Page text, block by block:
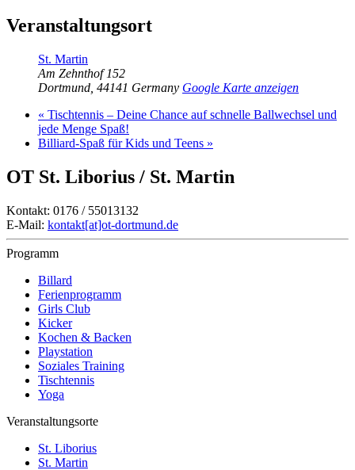
Veranstaltungsort
St. Martin
Am Zehnthof 152
Dortmund 44141 Germany Google Karte anzeigen
« Tischtennis – Deine Chance auf schnelle Ballwechsel und
jede Menge Spaß!
Billiard-Spaß für Kids und Teens »
OT St. Liborius / St. Martin
Kontakt: 0176 / 55013132
E-Mail: kontakt[at]ot-dortmund.de
Programm
Billard
Ferienprogramm
Girls Club
Kicker
Kochen & Backen
Playstation
Soziales Training
Tischtennis
Yoga
Veranstaltungsorte
St. Liborius
St. Martin